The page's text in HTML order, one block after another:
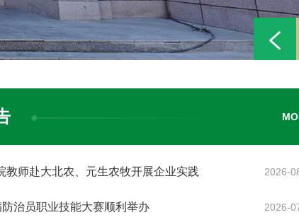
2026-
教师赴大北农、元生农牧开展企业实践
2026-
治员职业技能大赛顺利举办